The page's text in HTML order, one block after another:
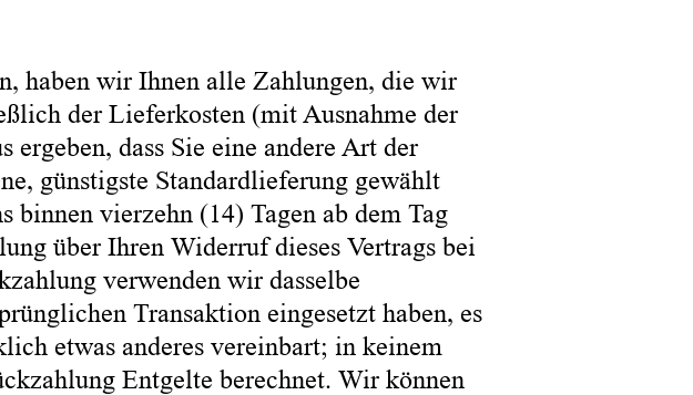
haben wir Ihnen alle Zahlungen, die wir
der Lieferkosten (mit Ausnahme der
ergeben, dass Sie eine andere Art der
günstigste Standardlieferung gewählt
binnen vierzehn (14) Tagen ab dem Tag
über Ihren Widerruf dieses Vertrags bei
verwenden wir dasselbe
Transaktion eingesetzt haben, es
etwas anderes vereinbart; in keinem
Entgelte berechnet. Wir können